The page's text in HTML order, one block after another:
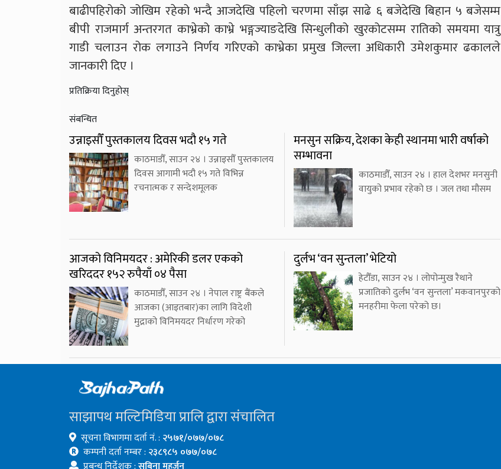
बाढीपहिरोको जोखिम रहेको भन्दै आजदेखि पहिलो चरणमा साँझ साढे ६ बजेदेखि बिहान ५ बजेसम्म
बीपी राजमार्ग अन्तरगत काभ्रेको काभ्रे भङ्गज्याङदेखि सिन्धुलीको खुरकोटसम्म रातिको समयमा यात्रु
गाडी चलाउन रोक लगाउने निर्णय गरिएको काभ्रेका प्रमुख जिल्ला अधिकारी उमेशकुमार ढकालले
जानकारी दिए ।
प्रतिक्रिया दिनुहोस्
संबन्धित
उन्नाइसौँ पुस्तकालय दिवस भदौ १५ गते
काठमाडौँ, साउन २४ । उन्नाइसौँ पुस्तकालय
दिवस आगामी भदौ १५ गते विभिन्न
रचनात्मक र सन्देशमूलक
मनसुन सक्रिय, देशका केही स्थानमा भारी वर्षाको
सम्भावना
काठमाडौँ, साउन २४ । हाल देशभर मनसुनी
वायुको प्रभाव रहेको छ । जल तथा मौसम
आजको विनिमयदर : अमेरिकी डलर एकको
खरिददर १५२ रुपैयाँ ०४ पैसा
काठमाडौँ, साउन २४ । नेपाल राष्ट्र बैंकले
आजका (आइतबार)का लागि विदेशी
मुद्राको विनिमयदर निर्धारण गरेको
दुर्लभ ‘वन सुन्तला’ भेटियो
हेटौँडा, साउन २४ । लोपोन्मुख रैथाने
प्रजातिको दुर्लभ ‘वन सुन्तला’ मकवानपुरको
मनहरीमा फेला परेको छ।
साझापथ मल्टिमिडिया प्रालि द्वारा संचालित
सूचना विभागमा दर्ता नं. : २५७१/०७७/०७८
कम्पनी दर्ता नम्बर : २३८९८५ ०७७/०७८